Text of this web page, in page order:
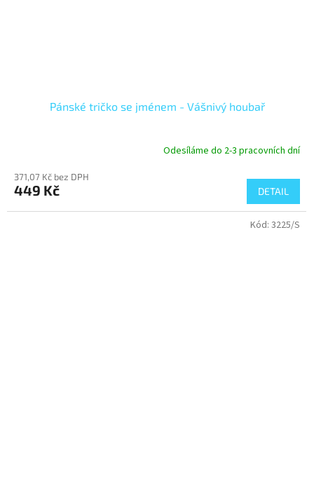
Pánské tričko se jménem - Vášnivý houbař
Odesíláme do 2-3 pracovních dní
371,07 Kč bez DPH
449 Kč DETAIL
Kód: 3225/S